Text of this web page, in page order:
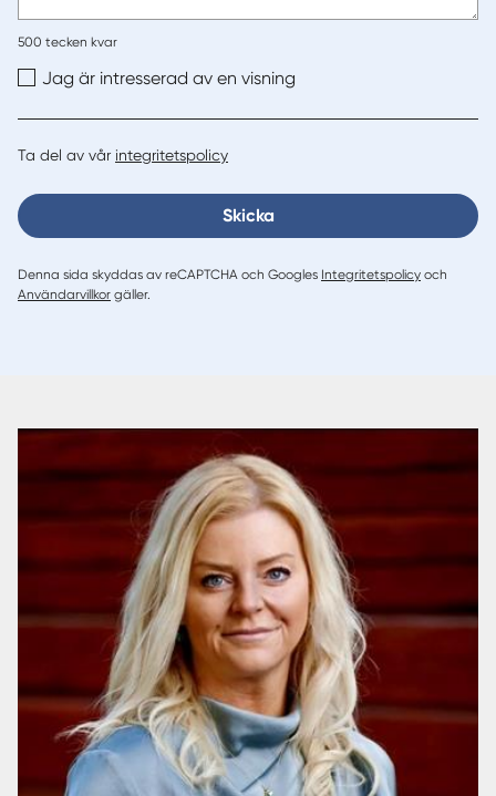
500 tecken kvar
Jag är intresserad av en visning
Ta del av vår integritetspolicy
Skicka
Denna sida skyddas av reCAPTCHA och Googles Integritetspolicy och
Användarvillkor gäller.